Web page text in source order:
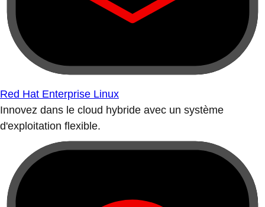
Red Hat Enterprise Linux
Innovez dans le cloud hybride avec un système
d'exploitation flexible.